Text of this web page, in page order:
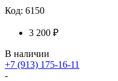
Код: 6150
3 200 ₽
В наличии
+7 (913) 175-16-11
-